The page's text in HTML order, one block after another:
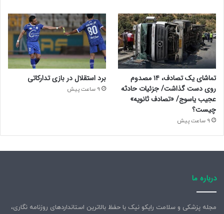
تماشای یک تصادف، ۱۴ مصدوم
روی دست گذاشت/ جزئیات حادثه
عجیب یاسوج/ «تصادف ثانویه»
چیست؟
9 ساعت پیش
برد استقلال در بازی تدارکاتی
9 ساعت پیش
درباره ما
مجله پزشکی و سلامت رایکو نیک با حفظ بالاترین استانداردهای روزنامه نگاری،